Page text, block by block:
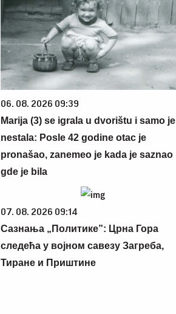
06. 08. 2026 09:39
Marija (3) se igrala u dvorištu i samo je
nestala: Posle 42 godine otac je
pronašao, zanemeo je kada je saznao
gde je bila
07. 08. 2026 09:14
Сазнања „Политике”: Црна Гора
следећа у војном савезу Загреба,
Тиране и Приштине